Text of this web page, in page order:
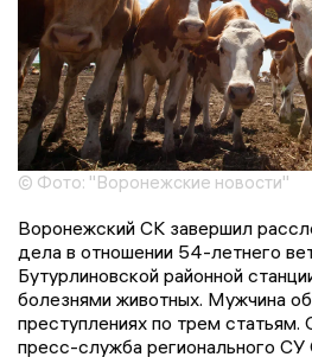
© Фото: "Воронежские новости"
Воронежский СК завершил
дела в отношении 54-летнего
Бутурлиновской районной
болезнями животных. Мужчина
преступлениях по трем
пресс-служба регионального СУ